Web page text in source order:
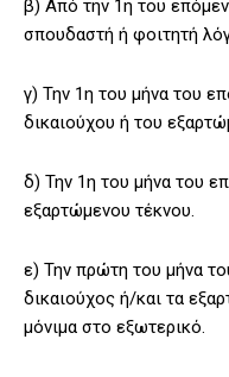
β) Από την 1η του
σπουδαστή ή φοιτητή
γ) Την 1η του μήνα του
δικαιούχου ή του
δ) Την 1η του μήνα του
εξαρτώμενου τέκνου.
ε) Την πρώτη του μήνα
δικαιούχος ή/και τα
μόνιμα στο εξωτερικό.